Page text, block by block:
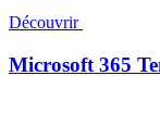
Découvrir
Microsoft 365